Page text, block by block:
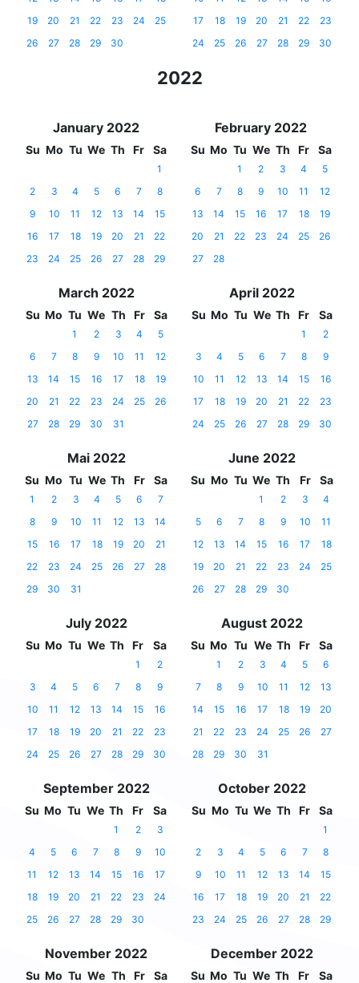
19
20 21 22 23 24
25
26
27 28 29 30
17
18 19 20 21 22
23
24
25 26 27 28 29 30
2022
January 2022
Su Mo Tu We Th Fr Sa
1
2
3 4 5 6 7
8
9
10 11 12 13 14
15
16
17 18 19 20 21
22
23
24 25 26 27 28 29
February 2022
Su Mo Tu We Th Fr Sa
1 2 3 4
5
6
7 8 9 10 11
12
13
14 15 16 17 18
19
20
21 22 23 24 25
26
27
28
March 2022
Su Mo Tu We Th Fr Sa
1 2 3 4
5
6
7 8 9 10 11
12
13
14 15 16 17 18
19
20
21 22 23 24 25
26
27
28 29 30 31
April 2022
Su Mo Tu We Th Fr Sa
1
2
3
4 5 6 7 8
9
10
11 12 13 14 15
16
17
18 19 20 21 22
23
24
25 26 27 28 29 30
Mai 2022
Su Mo Tu We Th Fr Sa
1 2 3 4 5 6
7
8
9 10 11 12 13
14
15
16 17 18 19 20
21
22
23 24 25 26 27
28
29
30 31
June 2022
Su Mo Tu We Th Fr Sa
1 2 3
4
5
6 7 8 9 10
11
12
13 14 15 16 17
18
19
20 21 22 23 24
25
26
27 28 29 30
July 2022
Su Mo Tu We Th Fr Sa
1
2
3
4 5 6 7 8
9
10
11 12 13 14 15
16
17
18 19 20 21 22
23
24
25 26 27 28 29 30
August 2022
Su Mo Tu We Th Fr Sa
1 2 3 4 5
6
7
8 9 10 11 12
13
14
15 16 17 18 19
20
21
22 23 24 25 26
27
28
29 30 31
September 2022
Su Mo Tu We Th Fr Sa
1 2
3
4
5 6 7 8 9
10
11
12 13 14 15 16
17
18
19 20 21 22 23
24
25
26 27 28 29 30
October 2022
Su Mo Tu We Th Fr Sa
1
2
3 4 5 6 7
8
9
10 11 12 13 14
15
16
17 18 19 20 21
22
23
24 25 26 27 28 29
November 2022
Su Mo Tu We Th Fr Sa
December 2022
Su Mo Tu We Th Fr Sa